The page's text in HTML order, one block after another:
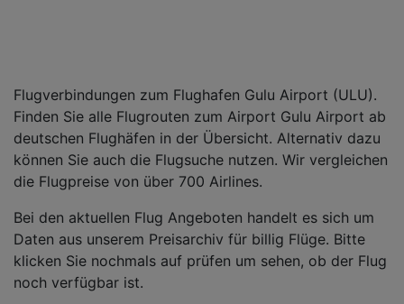
Flugverbindungen zum Flughafen Gulu Airport (ULU).
Finden Sie alle Flugrouten zum Airport Gulu Airport ab
deutschen Flughäfen in der Übersicht. Alternativ dazu
können Sie auch die Flugsuche nutzen. Wir vergleichen
die Flugpreise von über 700 Airlines.
Bei den aktuellen Flug Angeboten handelt es sich um
Daten aus unserem Preisarchiv für billig Flüge. Bitte
klicken Sie nochmals auf prüfen um sehen, ob der Flug
noch verfügbar ist.